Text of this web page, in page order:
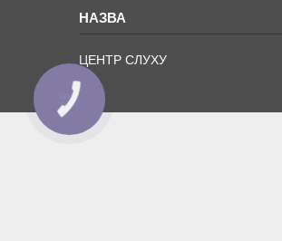
ЦЕНТР СЛУХУ
КНОПКА
ЗВ'ЯЗКУ